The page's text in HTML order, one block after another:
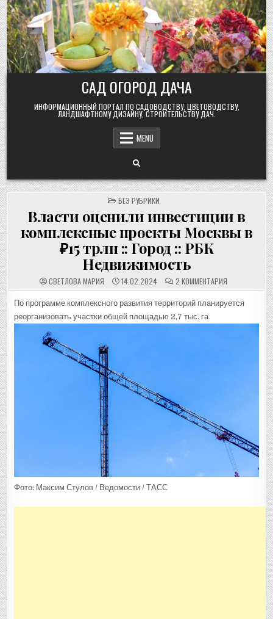
Skip
to
content
САД ОГОРОД ДАЧА
ИНФОРМАЦИОННЫЙ ПОРТАЛ ПО САДОВОДСТВУ, ЦВЕТОВОДСТВУ,
ЛАНДШАФТНОМУ ДИЗАЙНУ, СТРОИТЕЛЬСТВУ ДАЧ.
MENU
POSTED
IN
БЕЗ РУБРИКИ
Власти оценили инвестиции в
комплексные проекты Москвы в
₽15 трлн :: Город :: РБК
Недвижимость
СВЕТЛОВА МАРИЯ 14.02.2024 2 КОММЕНТАРИЯ
ЗАПИСИ
ОЦЕНИЛИ
ИНВЕСТИЦИИ
КОМПЛЕКСНЫЕ
По программе комплексного развития территорий планируется
реорганизовать участки общей площадью 2,7 тыс. га
Фото: Максим Стулов / Ведомости / ТАСС